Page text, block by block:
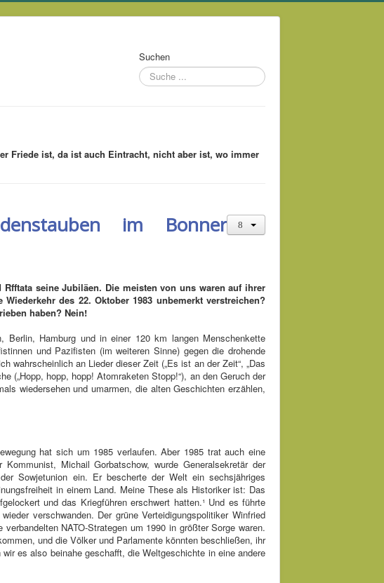
Suchen
Friede ist, da ist auch Eintracht, nicht aber ist, wo immer
im Bonner
seine Jubiläen. Die meistenvon uns waren auf ihrer
Wiederkehrdes 22. Oktober 1983 unbemerkt verstreichen?
haben? Nein!
Hamburg und in einer 120 km langen Menschenkette
und Pazifisten (im weiteren Sinne) gegen die drohende
wahrscheinlich an Lieder dieser Zeit („Es ist an der Zeit“, „Das
(„Hopp, hopp, hopp! Atomraketen Stopp!“), an den Geruch der
wiedersehen und umarmen, die alten Geschichten erzählen,
hat sich um 1985 verlaufen. Aber 1985 trat auch eine
Michail Gorbatschow, wurde Generalsekretär der
Sowjetunion ein. Er bescherte der Welt ein sechsjähriges
in einem Land. Meine These als Historiker ist: Das
und das Kriegführen erschwert hatten.¹ Und es führte
verschwanden. Der grüne Verteidigungspolitiker Winfried
NATO-Strategen um 1990 in größter Sorge waren.
und die Völker und Parlamente könnten beschließen, ihr
es also beinahe geschafft, die Weltgeschichte in eine andere